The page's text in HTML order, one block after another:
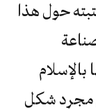
حول هذا
بالإسلام
مجرد شكل